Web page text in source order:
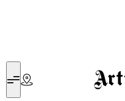
Artribune